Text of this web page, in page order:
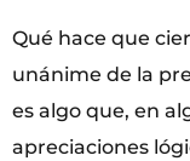
Qué hace que
unánime de la
es algo que, en
apreciaciones